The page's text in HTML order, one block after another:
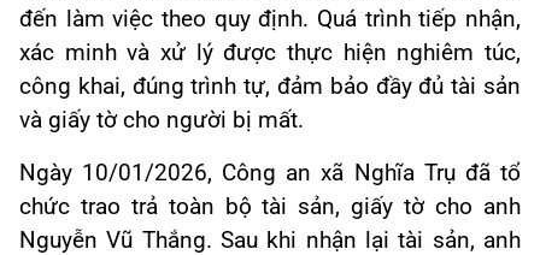
đến làm việc theo quy định. Quá trình tiếp nhận,
xác minh và xử lý được thực hiện nghiêm túc,
công khai, đúng trình tự, đảm bảo đầy đủ tài sản
và giấy tờ cho người bị mất.
Ngày 10/01/2026, Công an xã Nghĩa Trụ đã tổ
chức trao trả toàn bộ tài sản, giấy tờ cho anh
Nguyễn Vũ Thắng. Sau khi nhận lại tài sản, anh